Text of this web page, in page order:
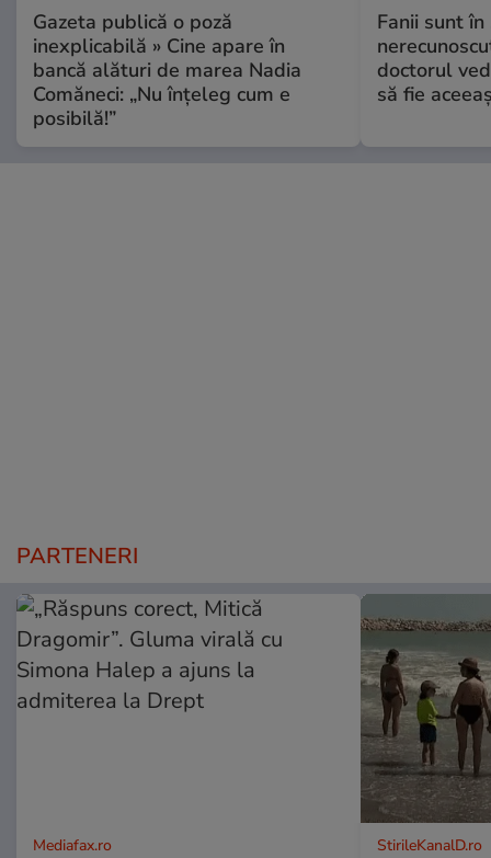
Gazeta publică o poză
inexplicabilă » Cine apare în
bancă alături de marea Nadia
Comăneci: „Nu înțeleg cum e
posibilă!”
Fanii sunt în
doctorul
să fie
PARTENERI
Mediafax.ro StirileKanalD.ro